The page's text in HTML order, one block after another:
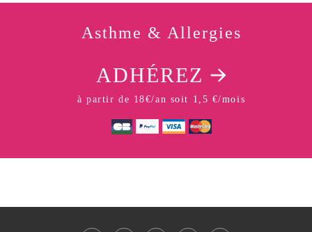
Asthme & Allergies
ADHÉREZ
à partir de 18€/an soit 1,5 €/mois